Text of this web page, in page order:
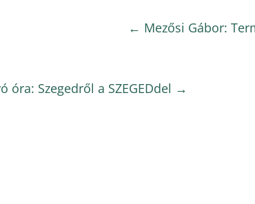
← Mezősi Gábor:
óra: Szegedről a SZEGEDdel →